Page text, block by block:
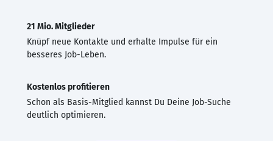
21 Mio. Mitglieder
Knüpf neue Kontakte und erhalte Impulse für ein
besseres Job-Leben.
Kostenlos profitieren
Schon als Basis-Mitglied kannst Du Deine Job-Suche
deutlich optimieren.